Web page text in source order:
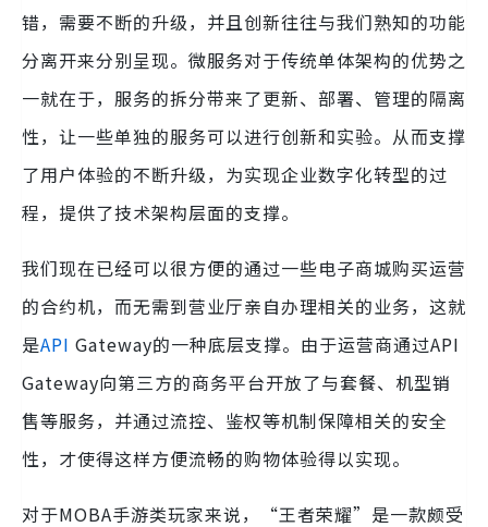
错，需要不断的升级，并且创新往往与我们熟知的功能
分离开来分别呈现。微服务对于传统单体架构的优势之
一就在于，服务的拆分带来了更新、部署、管理的隔离
性，让一些单独的服务可以进行创新和实验。从而支撑
了用户体验的不断升级，为实现企业数字化转型的过
程，提供了技术架构层面的支撑。
我们现在已经可以很方便的通过一些电子商城购买运营
的合约机，而无需到营业厅亲自办理相关的业务，这就
是API Gateway的一种底层支撑。由于运营商通过API
Gateway向第三方的商务平台开放了与套餐、机型销
售等服务，并通过流控、鉴权等机制保障相关的安全
性，才使得这样方便流畅的购物体验得以实现。
对于MOBA手游类玩家来说，“王者荣耀”是一款颇受